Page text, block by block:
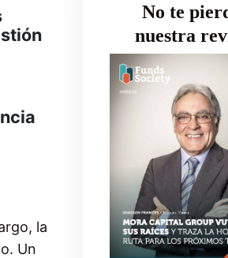
la
Un
No te
nuestra